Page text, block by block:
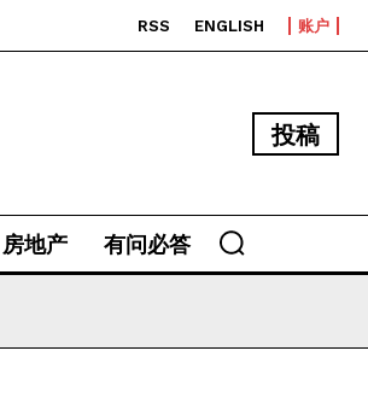
RSS ENGLISH 账户
投稿
房地产 有问必答